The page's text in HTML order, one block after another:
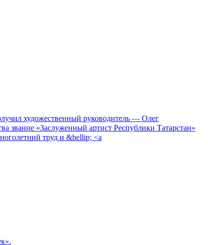
художественный руководитель — Олег
звание «Заслуженный артист Республики Татарстан»
труд и &hellip; <a